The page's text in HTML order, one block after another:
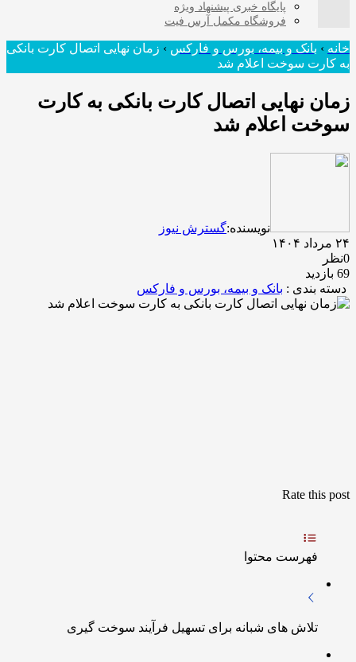
پایگاه خبری پیشنهاد ویژه
فروشگاه مکمل آرس فیت
خانه › بانک و بیمه، بورس و فارکس › زمان نهایی اتصال کارت بانکی
به کارت سوخت اعلام شد
زمان نهایی اتصال کارت بانکی به کارت
سوخت اعلام شد
نویسنده:گسترش نیوز
۲۴ مرداد ۱۴۰۴
0نظر
69 بازدید
دسته بندی : بانک و بیمه، بورس و فارکس
Rate this post
فهرست محتوا
تلاش های شبانه برای تسهیل فرآیند سوخت گیری